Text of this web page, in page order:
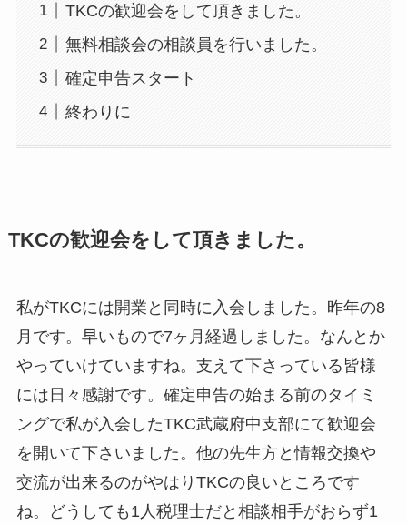
TKCの歓迎会をして頂きました。
無料相談会の相談員を行いました。
確定申告スタート
終わりに
TKCの歓迎会をして頂きました。
私がTKCには開業と同時に入会しました。昨年の8
月です。早いもので7ヶ月経過しました。なんとか
やっていけていますね。支えて下さっている皆様
には日々感謝です。確定申告の始まる前のタイミ
ングで私が入会したTKC武蔵府中支部にて歓迎会
を開いて下さいました。他の先生方と情報交換や
交流が出来るのがやはりTKCの良いところです
ね。どうしても1人税理士だと相談相手がおらず1